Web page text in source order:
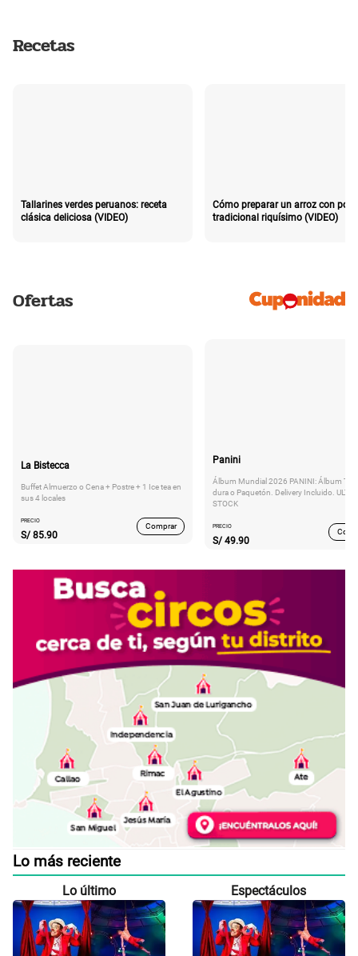
Recetas
clásica deliciosa (VIDEO)
Cómo preparar un arroz con pollo
tradicional riquísimo (VIDEO)
Ofertas
La Bistecca
Buffet Almuerzo o Cena + Postre + 1 Ice tea en
sus 4 locales
PRECIO
S/ 85.90
Comprar
Panini
Álbum Mundial 2026 PANINI: Álbum
dura o Paquetón. Delivery Incluido.
STOCK
PRECIO
S/ 49.90
Lo más reciente
Lo último Espectáculos